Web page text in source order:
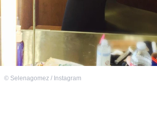
© Selenagomez / Instagram